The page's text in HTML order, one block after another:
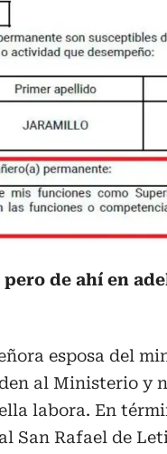
pero de ahí en
esposa del
al Ministerio y
labora. En
San Rafael de